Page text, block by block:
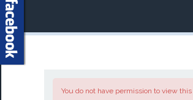
You do not have permission to view